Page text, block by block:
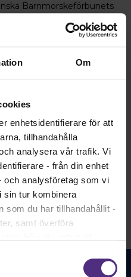
Om
enhetsidentifierare för att
tillhandahålla
analysera vår trafik. Vi
- från din enhet
och analysföretag som vi
sin tur kombinera
som du har tillhandahållit -
samt överföra
av IP-adress i
Barnmorskeförbunets
Lina P Isakssons resor